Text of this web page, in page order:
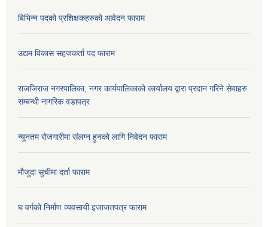
बिभिन्न पदको प्रशिक्षकहरुको आवेदन फाराम
उद्यम विकास सहजकर्ता पद फाराम
राजजिराज नगरपालिका, नगर कार्यपालिकाको कार्यालय द्वारा प्रदान गरिने सेवाहरु
सम्बन्धी नागरिक वडापत्र
न्यूनतम रोजगारीमा संलग्न हुनको लागि निवेदन फाराम
मौजुदा सुचीमा दर्ता फाराम
घ वर्गको निर्माण व्यवसायी इजाजतपत्र फाराम